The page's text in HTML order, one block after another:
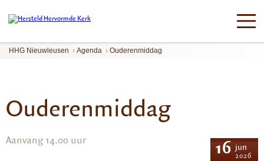
HHG Nieuwleusen › Agenda › Ouderenmiddag
Ouderenmiddag
Aanvang 14.00 uur 16 jun
2026